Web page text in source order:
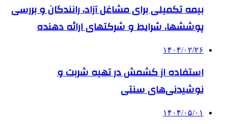
بیمه تکمیلی برای مشاغل آزاد، رانندگان و بررسی
پوششها، شرایط و شرکتهای ارائه دهنده
۱۴۰۴/۰۲/۲۶
استفاده از کشمش در تهیه شربت و
نوشیدنی‌های سنتی
۱۴۰۴/۰۵/۰۱